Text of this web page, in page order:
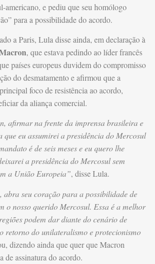
americano, e pediu que seu homólogo
para a possibilidade do acordo.
a Paris, Lula disse ainda, em declaração à
, que estava pedindo ao líder francês
países europeus duvidem do compromisso
do desmatamento e afirmou que a
foco de resistência ao acordo,
da aliança comercial.
afirmar na frente da imprensa brasileira e
que eu assumirei a presidência do Mercosul
é de seis meses e eu quero lhe
a presidência do Mercosul sem
a União Europeia”, disse Lula.
abra seu coração para a possibilidade de
o nosso querido Mercosul. Essa é a melhor
podem dar diante do cenário de
retorno do unilateralismo e protecionismo
dizendo ainda que quer que Macron
de assinatura do acordo.